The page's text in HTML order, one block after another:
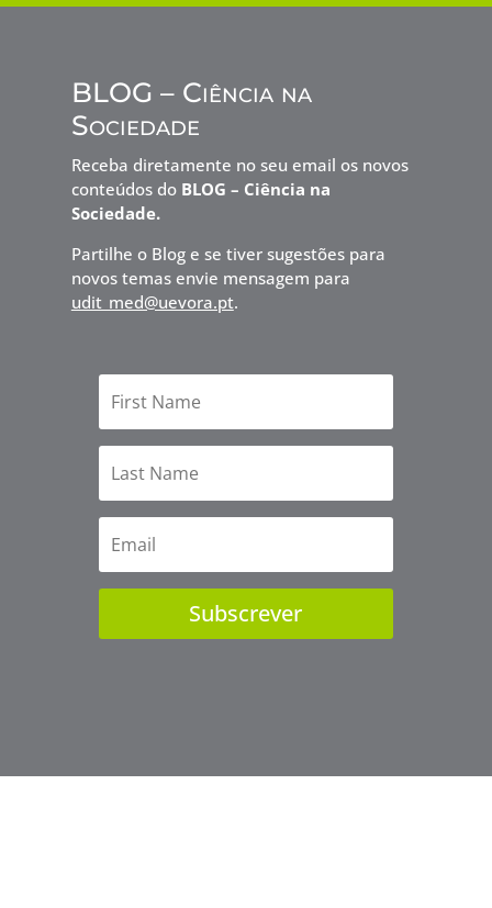
BLOG – Ciência na
Sociedade
Receba diretamente no seu email os novos
conteúdos do BLOG – Ciência na
Sociedade.
Partilhe o Blog e se tiver sugestões para
novos temas envie mensagem para
udit_med@uevora.pt.
Subscrever